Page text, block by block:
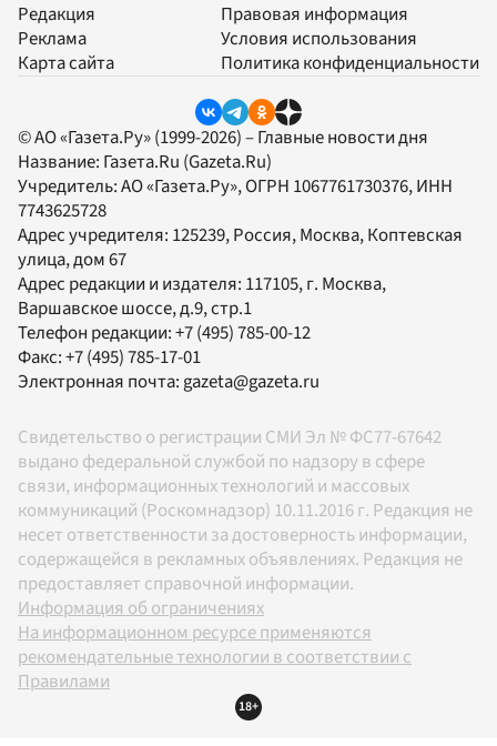
Редакция
Реклама
Карта сайта
Правовая информация
Условия использования
Политика конфиденциальности
© АО «Газета.Ру» (1999-2026) – Главные новости дня
Название: Газета.Ru (Gazeta.Ru)
Учредитель:АО «Газета.Ру», ОГРН 1067761730376, ИНН
7743625728
Адрес учредителя: 125239, Россия, Москва, Коптевская
улица, дом 67
Адрес редакции и издателя: 117105, г. Москва,
Варшавское шоссе, д.9, стр.1
Телефон редакции:+7 (495) 785-00-12
Факс:+7 (495) 785-17-01
Электронная почта: gazeta@gazeta.ru
Свидетельство о регистрации СМИ Эл № ФС77-67642
выдано федеральной службой по надзору в сфере
связи, информационных технологий и массовых
коммуникаций (Роскомнадзор) 10.11.2016 г. Редакция не
несет ответственности за достоверность информации,
содержащейся в рекламных объявлениях. Редакция не
предоставляет справочной информации.
Информация об ограничениях
На информационном ресурсе применяются
рекомендательные технологии в соответствии с
Правилами
18+